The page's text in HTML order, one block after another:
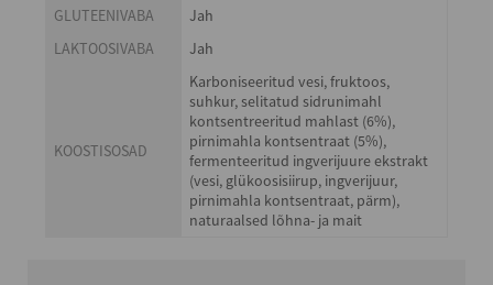
GLUTEENIVABA
Jah
LAKTOOSIVABA
Jah
KOOSTISOSAD
Karboniseeritud vesi, fruktoos,
suhkur, selitatud sidrunimahl
kontsentreeritud mahlast (6%),
pirnimahla kontsentraat (5%),
fermenteeritud ingverijuure ekstrakt
(vesi, glükoosisiirup, ingverijuur,
pirnimahla kontsentraat, pärm),
naturaalsed lõhna- ja mait